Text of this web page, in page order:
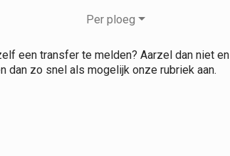
Per ploeg
een transfer te melden? Aarzel dan niet en
dan zo snel als mogelijk onze rubriek aan.